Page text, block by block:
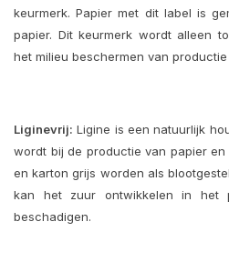
keurmerk. Papier met dit label is
papier. Dit keurmerk wordt alleen
het milieu beschermen van
Liginevrij: Ligine is een natuurlijk
wordt bij de productie van papier
en karton grijs worden als
kan het zuur ontwikkelen in het
beschadigen.